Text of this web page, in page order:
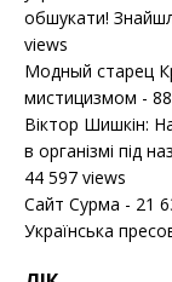
обшукати!
views
Модный старец
мистицизмом -
Віктор Шишкін:
в організмі під
44 597 views
Сайт Сурма - 21
Українська